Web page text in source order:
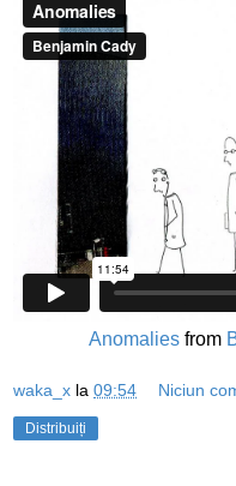
Anomaliesfrom
waka_x la 09:54 Niciun
Distribuiți